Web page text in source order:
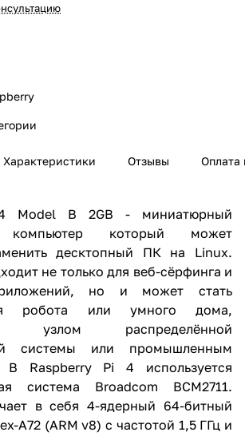
Характеристики Отзывы Оплата
Model B 2GB - миниатюрный
компьютер который может
десктопный ПК на Linux.
не только для веб-сёрфинга и
но и может стать
робота или умного дома,
узлом распределённой
системы или промышленным
В Raspberry Pi 4 используется
система Broadcom BCM2711.
в себя 4-ядерный 64-битный
A72 (ARM v8) с частотой 1,5 ГГц и